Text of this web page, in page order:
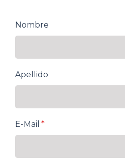
Nombre
Apellido
E-Mail *